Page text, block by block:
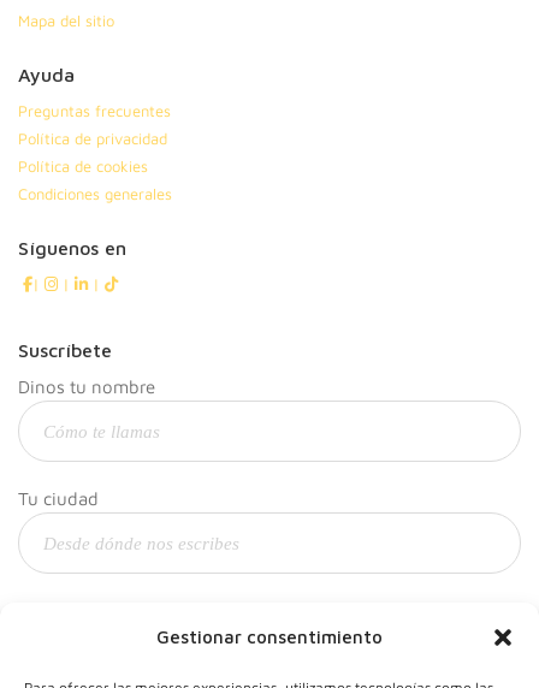
Gestionar consentimiento
Mapa del sitio
Ayuda
Preguntas frecuentes
Política de privacidad
Política de cookies
Condiciones generales
Síguenos en
| | |
Suscríbete
Dinos tu nombre
Tu ciudad